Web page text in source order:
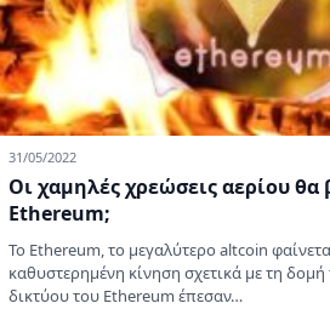
31/05/2022
Οι χαμηλές χρεώσεις αερίου
Ethereum;
Το Ethereum, το μεγαλύτερο altcoin
καθυστερημένη κίνηση σχετικά με τη δομή
δικτύου του Ethereum έπεσαν…